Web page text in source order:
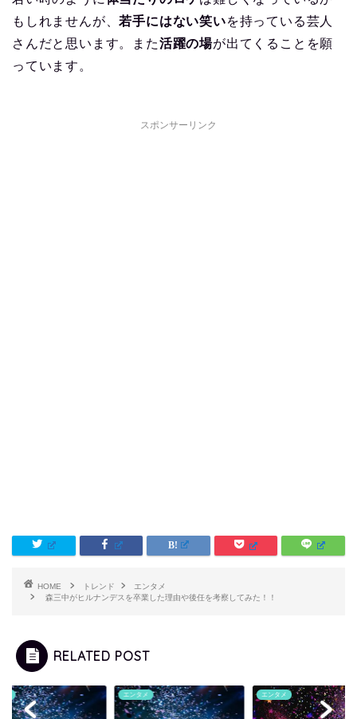
もしれませんが、若手にはない笑いを持っている芸人
さんだと思います。また活躍の場が出てくることを願
っています。
スポンサーリンク
HOME トレンド
エンタメ
森三中がヒルナンデスを卒業した理由や後任を考察してみた！！
RELATED POST
エンタメ エンタメ